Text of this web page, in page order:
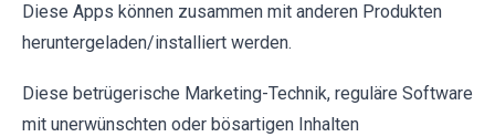
Diese Apps können zusammen mit anderen Produkten
heruntergeladen/installiert werden.
Diese betrügerische Marketing-Technik, reguläre Software
mit unerwünschten oder bösartigen Inhalten